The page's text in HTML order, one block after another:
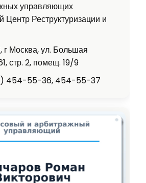
управляющих
Реструктуризации и
г Москва, ул. Большая
стр. 2, помещ. 19/9
454-55-36, 454-55-37